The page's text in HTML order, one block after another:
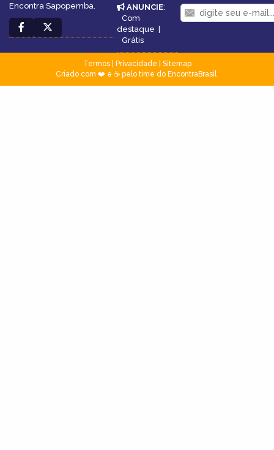
Encontra Sapopemba.
ANUNCIE:
Com
destaque |
Grátis
Termos| Privacidade
Sitemap
Criado com ❤️ e ☕ pelo time do EncontraBrasil